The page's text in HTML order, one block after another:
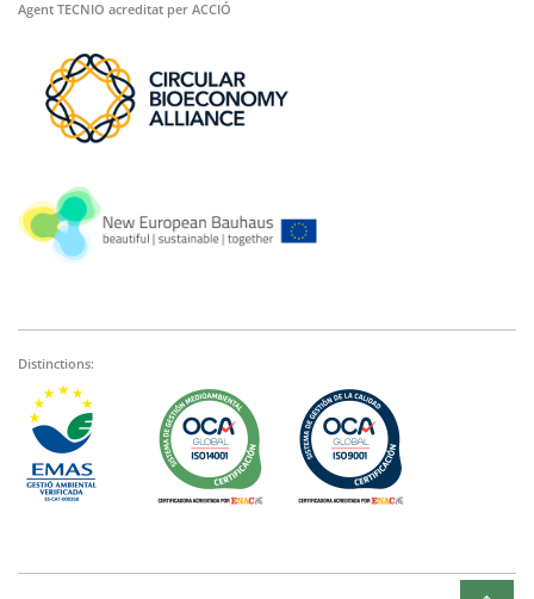
Agent TECNIO acreditat per ACCIÓ
Distinctions: